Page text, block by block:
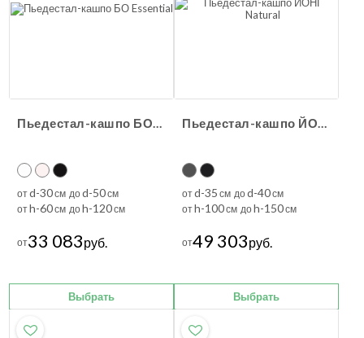
Пьедестал-кашпо БО Essential
отd-30см доd-50см
отh-60см доh-120см
от33 083руб.
Выбрать
Пьедестал-кашпо ЙОНГ Natural
отd-35 см доd-40см
отh-100см доh-150см
от49 303руб.
Выбрать